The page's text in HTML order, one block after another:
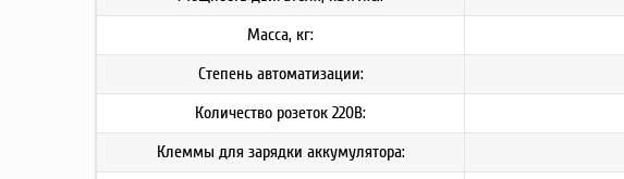
Масса, кг:
Степень автоматизации:
Количество розеток 220В:
Клеммы для зарядки аккумулятора: